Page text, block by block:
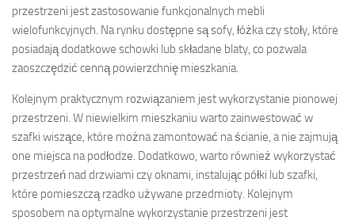
przestrzeni jest zastosowanie funkcjonalnych mebli
wielofunkcyjnych. Na rynku dostępne są sofy, łóżka czy stoły, które
posiadają dodatkowe schowki lub składane blaty, co pozwala
zaoszczędzić cenną powierzchnię mieszkania.
Kolejnym praktycznym rozwiązaniem jest wykorzystanie pionowej
przestrzeni. W niewielkim mieszkaniu warto zainwestować w
szafki wiszące, które można zamontować na ścianie, a nie zajmują
one miejsca na podłodze. Dodatkowo, warto również wykorzystać
przestrzeń nad drzwiami czy oknami, instalując półki lub szafki,
które pomieszczą rzadko używane przedmioty. Kolejnym
sposobem na optymalne wykorzystanie przestrzeni jest